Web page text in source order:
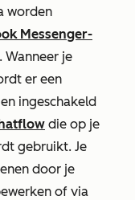
worden
Messenger-
Wanneer je
er een
ingeschakeld
die op je
gebruikt. Je
door je
of via